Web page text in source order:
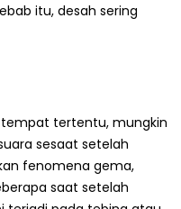
itu, desah sering
tertentu, mungkin
sesaat setelah
fenomena gema,
saat setelah